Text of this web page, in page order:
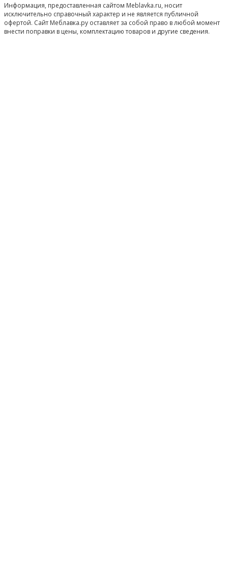
Информация, предоставленная сайтом Meblavka.ru, носит
исключительно справочный характер и не является публичной
офертой. Сайт Меблавка.ру оставляет за собой право в любой момент
внести поправки в цены, комплектацию товаров и другие сведения.